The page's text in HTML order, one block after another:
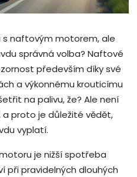
s naftovým motorem, ale
správná volba? Naftové
především díky své
a výkonnému krouticímu
na palivu, že? Ale není
proto je důležité vědět,
vyplatí.
je nižší spotřeba
při pravidelných dlouhých